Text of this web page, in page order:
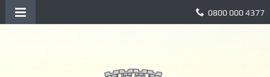
0800 000 4377